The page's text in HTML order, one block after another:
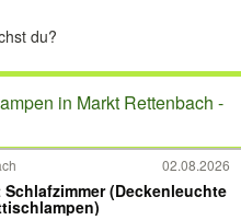
in Markt Rettenbach -
02.08.2026
Schlafzimmer (Deckenleuchte